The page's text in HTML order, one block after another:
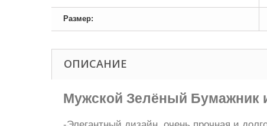
Размер:
ОПИСАНИЕ
Мужской Зелёный Бумажник